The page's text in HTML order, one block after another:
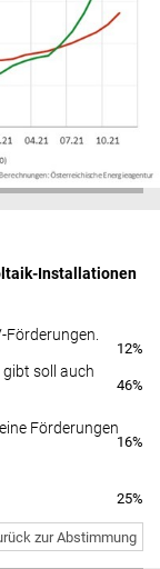
Installationen
Förderungen.
12%
gibt soll auch
46%
Förderungen
16%
25%
zur Abstimmung